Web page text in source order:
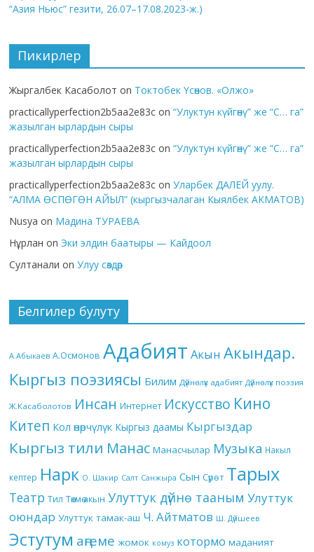
“Азия Ньюс” гезити, 26.07–17.08.2023-ж.)
Пикирлер
Жыргалбек Касаболот on Токтобек Үсөнов. «Олжо»
practicallyperfection2b5aa2e83c on“Улуктун күйгөнү” же “С… га”
жазылган ырлардын сыры
practicallyperfection2b5aa2e83c on“Улуктун күйгөнү” же “С… га”
жазылган ырлардын сыры
practicallyperfection2b5aa2e83c onУларбек ДАЛЕЙ уулу.
“АЛМА ӨСПӨГӨН АЙЫЛ” (кыргызчалаган Кыялбек АКМАТОВ)
Nusya on Мадина ТУРАЕВА
Нұрлан on Эки элдин баатыры — Кайдоол
Султанали onУлуу сөздөр
Белгилер булуту
А.Абыкаев А.Осмонов Адабият Акын Акындар.
Кыргыз поэзиясы Билим Дүйнөлүк адабият Дүйнөлүк поэзия
Ж.Касаболотов Инсан Интернет Искусство Кино
Китеп Кол өнөрчүлүк Кыргыз даамы Кыргыздар
Кыргыз тили Манас Манасчылар Музыка Накыл
кептер Нарк О. Шакир Салт Санжыра Сын Сүрөт Тарых
Театр Тил Төкмө акын Улуттук дүйнө тааным Улуттук
оюндар Улуттук тамак-аш Ч. Айтматов Ш. Дүйшеев
Эстутум аңгеме жомок комуз котормо маданият